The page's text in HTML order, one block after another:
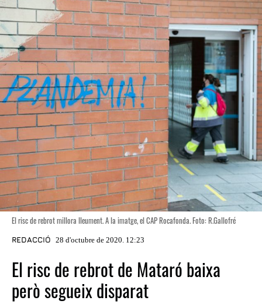
El risc de rebrot millora lleument. A la imatge, el CAP Rocafonda. Foto: R.Gallofré
REDACCIÓ 28 d'octubre de 2020. 12:23
El risc de rebrot de Mataró baixa
però segueix disparat